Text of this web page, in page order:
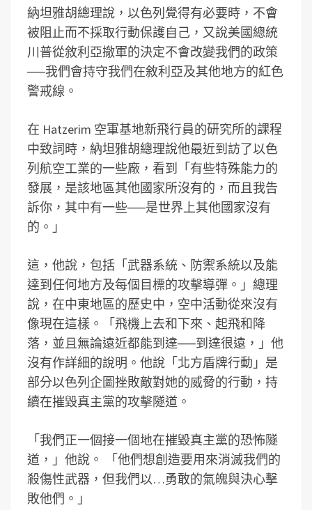
納坦雅胡總理說，以色列覺得有必要時，不會
被阻止而不採取行動保護自己，又說美國總統
川普從敘利亞撤軍的決定不會改變我們的政策
──我們會持守我們在敘利亞及其他地方的紅色
警戒線。
在 Hatzerim 空軍基地新飛行員的研究所的課程
中致詞時，納坦雅胡總理說他最近到訪了以色
列航空工業的一些廠，看到「有些特殊能力的
發展，是該地區其他國家所沒有的，而且我告
訴你，其中有一些──是世界上其他國家沒有
的。」
這，他說，包括「武器系統、防禦系統以及能
達到任何地方及每個目標的攻擊導彈。」總理
說，在中東地區的歷史中，空中活動從來沒有
像現在這樣。「飛機上去和下來、起飛和降
落，並且無論遠近都能到達──到達很遠，」他
沒有作詳細的說明。他說「北方盾牌行動」是
部分以色列企圖挫敗敵對她的威脅的行動，持
續在摧毀真主黨的攻擊隧道。
「我們正一個接一個地在摧毀真主黨的恐怖隧
道，」他說。 「他們想創造要用來消滅我們的
殺傷性武器，但我們以…勇敢的氣魄與決心擊
敗他們。」